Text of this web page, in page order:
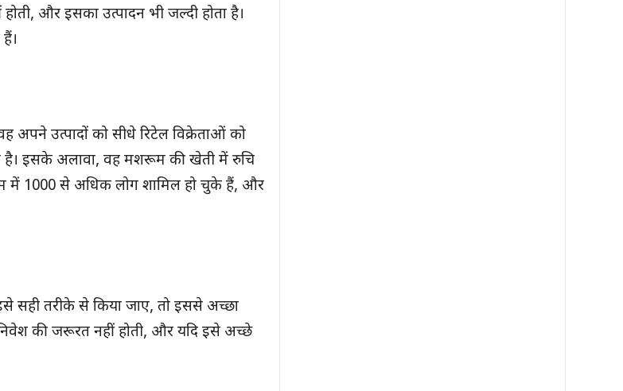
और इसका उत्पादन भी जल्दी होता है।
अपने उत्पादों को सीधे रिटेल विक्रेताओं को
है। इसके अलावा, वह मशरूम की खेती में रुचि
में 1000 से अधिक लोग शामिल हो चुके हैं, और
सही तरीके से किया जाए, तो इससे अच्छा
की जरूरत नहीं होती, और यदि इसे अच्छे